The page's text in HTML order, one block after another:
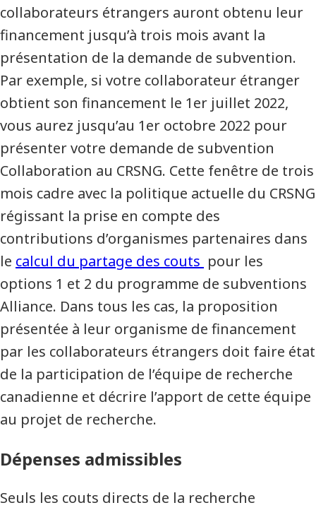
collaborateurs étrangers auront obtenu leur
financement jusqu’à trois mois avant la
présentation de la demande de subvention.
Par exemple, si votre collaborateur étranger
obtient son financement le 1er juillet 2022,
vous aurez jusqu’au 1er octobre 2022 pour
présenter votre demande de subvention
Collaboration au CRSNG. Cette fenêtre de trois
mois cadre avec la politique actuelle du CRSNG
régissant la prise en compte des
contributions d’organismes partenaires dans
le calcul du partage des couts pour les
options 1 et 2 du programme de subventions
Alliance. Dans tous les cas, la proposition
présentée à leur organisme de financement
par les collaborateurs étrangers doit faire état
de la participation de l’équipe de recherche
canadienne et décrire l’apport de cette équipe
au projet de recherche.
Dépenses admissibles
Seuls les couts directs de la recherche